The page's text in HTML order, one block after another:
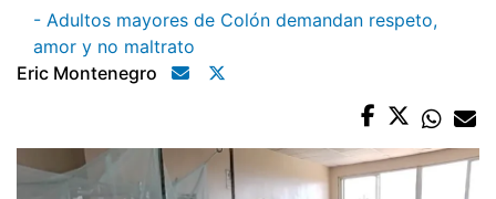
- Adultos mayores de Colón demandan respeto,
amor y no maltrato
Eric Montenegro